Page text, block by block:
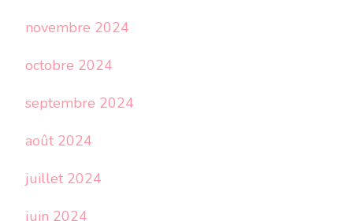
novembre 2024
octobre 2024
septembre 2024
août 2024
juillet 2024
juin 2024